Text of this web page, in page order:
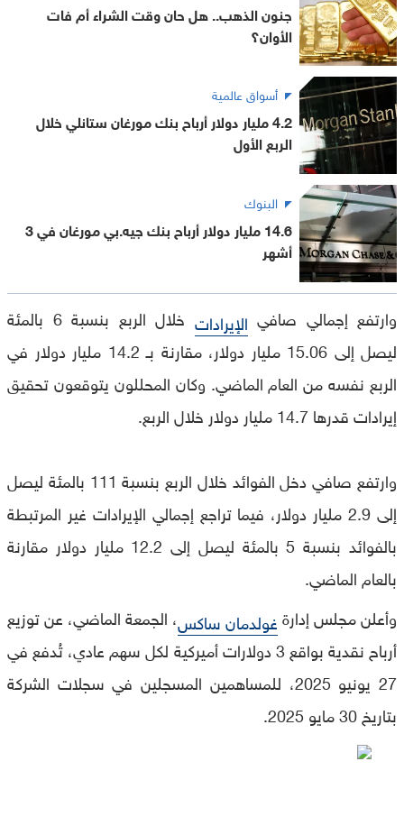
جنون الذهب.. هل حان وقت الشراء أم فات
الأوان؟
أسواق عالمية
4.2 مليار دولار أرباح بنك مورغان ستانلي خلال
الربع الأول
البنوك
14.6 مليار دولار أرباح بنك جيه.بي مورغان في 3
أشهر
وارتفع إجمالي صافي الإيرادات
خلال الربع بنسبة 6 بالمئة
ليصل إلى 15.06 مليار دولار، مقارنة بـ 14.2 مليار دولار في
الربع نفسه من العام الماضي. وكان المحللون يتوقعون تحقيق
إيرادات قدرها 14.7 مليار دولار خلال الربع.
وارتفع صافي دخل الفوائد خلال الربع بنسبة 111 بالمئة ليصل
إلى 2.9 مليار دولار، فيما تراجع إجمالي الإيرادات غير المرتبطة
بالفوائد بنسبة 5 بالمئة ليصل إلى 12.2 مليار دولار مقارنة
بالعام الماضي.
وأعلن مجلس إدارةغولدمان ساكس، الجمعة الماضي، عن توزيع
أرباح نقدية بواقع 3 دولارات أميركية لكل سهم عادي، تُدفع في
27 يونيو 2025، للمساهمين المسجلين في سجلات الشركة
بتاريخ 30 مايو 2025.